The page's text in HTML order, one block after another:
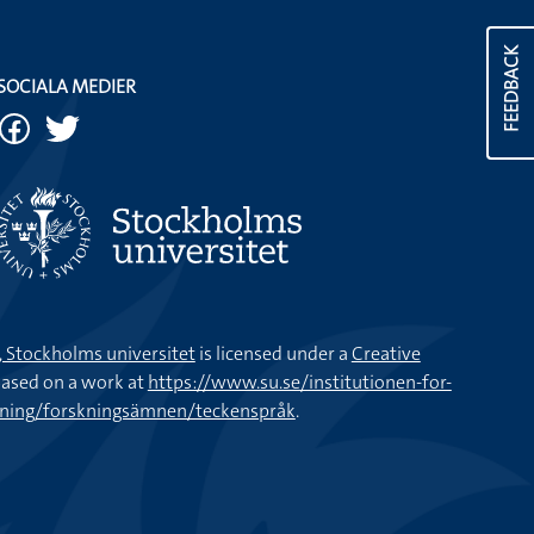
FEEDBACK
MEDIER
universitetis licensed under aCreative
on a work athttps://www.su.se/institutionen-for-
forskningsämnen/teckenspråk.